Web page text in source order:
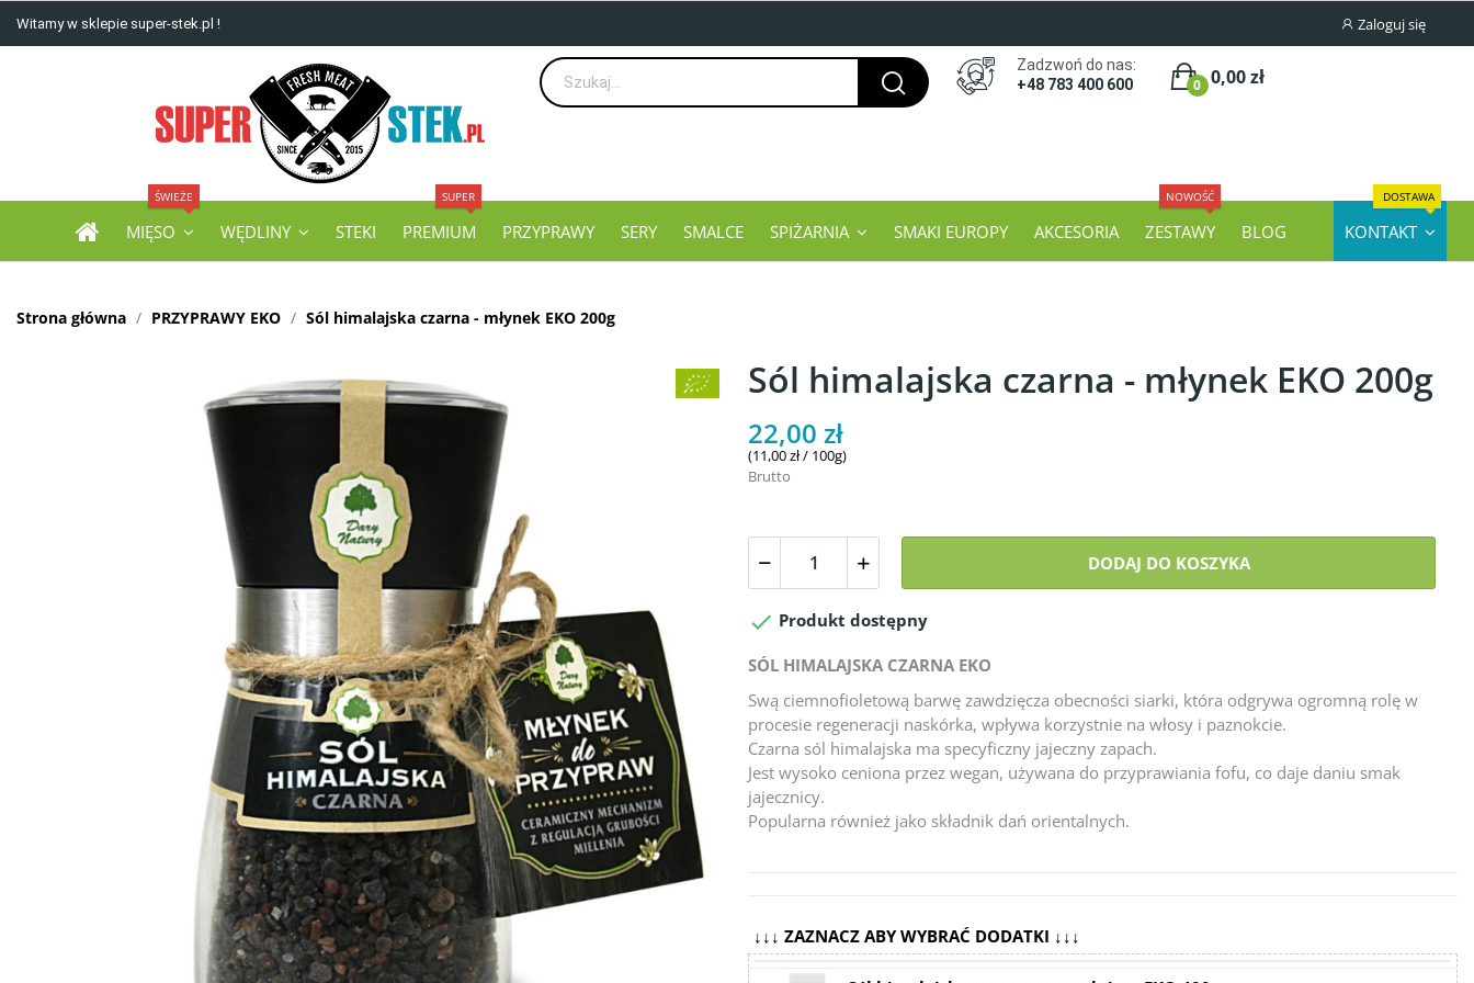
Witamy w sklepie super-stek.pl ! Zaloguj się
Zadzwoń do nas:
+48 783 400 600
0,00 zł
0
MIĘSO
ŚWIEŻE
WĘDLINY STEKI PREMIUM
SUPER
PRZYPRAWY SERY SMALCE SPIŻARNIA SMAKI EUROPY AKCESORIA ZESTAWY
NOWOŚĆ
BLOG KONTAKT
DOSTAWA
Strona główna PRZYPRAWY EKO Sól himalajska czarna - młynek EKO 200g
Sól himalajska czarna - młynek EKO 200g
22,00 zł
(11,00 zł / 100g)
Brutto
DODAJ DO KOSZYKA
 Produkt dostępny
SÓL HIMALAJSKA CZARNA EKO
Swą ciemnofioletową barwę zawdzięcza obecności siarki, która odgrywa ogromną rolę w
procesie regeneracji naskórka, wpływa korzystnie na włosy i paznokcie.
Czarna sól himalajska ma specyficzny jajeczny zapach.
Jest wysoko ceniona przez wegan, używana do przyprawiania fofu, co daje daniu smak
jajecznicy.
Popularna również jako składnik dań orientalnych.
↓↓↓ ZAZNACZ ABY WYBRAĆ DODATKI ↓↓↓